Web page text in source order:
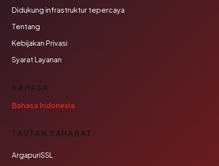
Didukung infrastruktur tepercaya
Tentang
Kebijakan Privasi
Syarat Layanan
BAHASA
Bahasa Indonesia
TAUTAN SAHABAT
ArgapuriSSL